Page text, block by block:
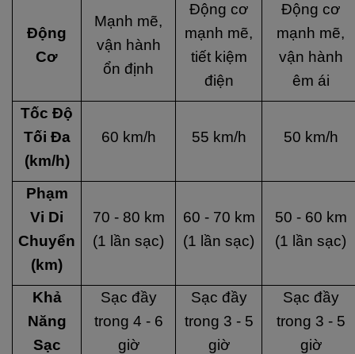
Động
Cơ
Mạnh mẽ,
vận hành
ổn định
Động cơ
mạnh mẽ,
tiết kiệm
điện
Động cơ
mạnh mẽ,
vận hành
êm ái
Tốc Độ
Tối Đa
(km/h)
60 km/h 55 km/h 50 km/h
Phạm
Vi Di
Chuyển
(km)
70 - 80 km
(1 lần sạc)
60 - 70 km
(1 lần sạc)
50 - 60 km
(1 lần sạc)
Khả
Năng
Sạc
Sạc đầy
trong 4 - 6
giờ
Sạc đầy
trong 3 - 5
giờ
Sạc đầy
trong 3 - 5
giờ